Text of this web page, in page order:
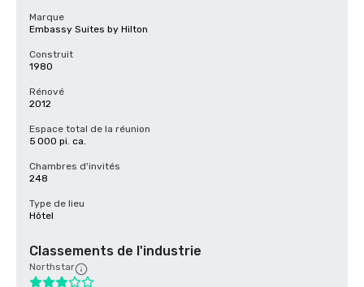
Marque
Embassy Suites by Hilton
Construit
1980
Rénové
2012
Espace total de la réunion
5 000 pi. ca.
Chambres d'invités
248
Type de lieu
Hôtel
Classements de l'industrie
Northstar